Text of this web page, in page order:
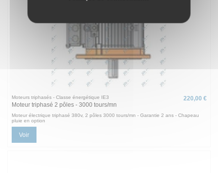
Moteurs triphasés - Classe énergétique IE3
Moteur triphasé 2 pôles - 3000 tours/mn
220,00 €
Moteur électrique triphasé 380v, 2 pôles 3000 tours/mn - Garantie 2 ans - Chapeau
pluie en option
Voir